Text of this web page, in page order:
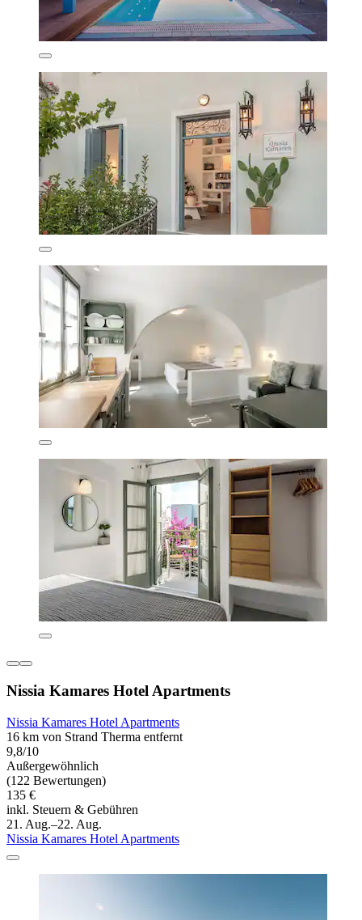
Nissia Kamares Hotel Apartments
Nissia Kamares Hotel Apartments
16 km von Strand Therma entfernt
9,8/10
Außergewöhnlich
(122 Bewertungen)
135 €
inkl. Steuern & Gebühren
21. Aug.–22. Aug.
Nissia Kamares Hotel Apartments